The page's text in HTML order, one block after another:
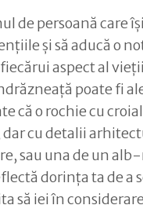
de persoană care
și să aducă o
aspect al
poate fi
că o rochie cu
cu detalii
sau una de un
dorința ta de a
să iei în